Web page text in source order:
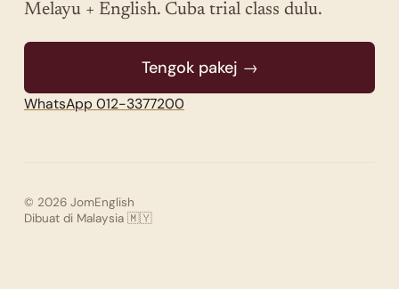
Melayu + English. Cuba trial class dulu.
Tengok pakej →
WhatsApp 012-3377200
© 2026 JomEnglish
Dibuat di Malaysia 🇲🇾